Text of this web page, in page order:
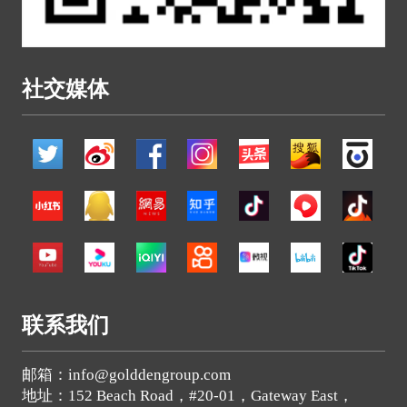
社交媒体
联系我们
邮箱：info@golddengroup.com
地址：152 Beach Road，#20-01，Gateway East，